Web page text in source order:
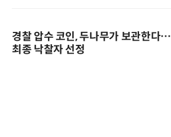
경찰 압수 코인, 두나무가 보관한다…
최종 낙찰자 선정